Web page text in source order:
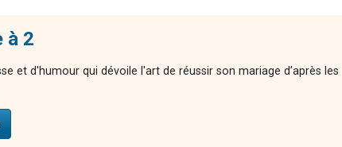
à 2
et d'humour qui dévoile l'art de réussir son mariage d’après les